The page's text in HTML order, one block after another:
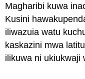
Magharibi kuwa
Kusini
iliwazuia watu
kaskazini mwa
ilikuwa ni ukiukwaji